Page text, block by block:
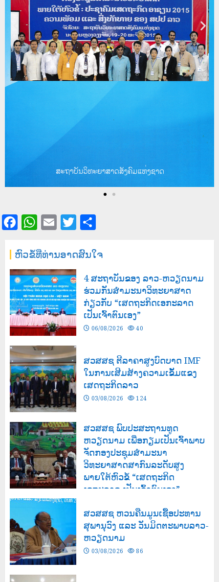
Facebook
WhatsApp
EmailTwitter
ຫົວຂໍ້ທີ່ທ່ານອາດສົນໃຈ
4 ສະຖາບັນຂອງ ລາວ-ຫວຽດນາມ
ຮ່ວມກັນສໍາມະນາວິທະຍາສາດ
ກ່ຽວກັບ “ເສດຖະກິດເອກະລາດ
ເປັນເຈົ້າຕົນເອງ”
06/08/2026 40
ສວສສຊ ຕີລາຄາສູງບົດບາດ IMF
ໃນການເສີມສ້າງຄວາມເຂັ້ມແຂງ
ເສດຖະກິດລາວ
03/08/2026 124
ສວສສຊ ພົບປະສະຖານທູດ
ຫວຽດນາມ ເພື່ອກຽມເປັນເຈົ້າພາບ
ຈັດກອງປະຊຸມສຳມະນາ
ວິທະຍາສາດສາກົນລະດັບສູງ
ພາຍໃຕ້ຫົວຂໍ້ “ເສດຖະກິດ
ເອກະລາດ ເປັນເຈົ້າຕົນເອງ”
ສວສສຊ ຫວນຄືນມູນເຊື້ອປະທານ
ສຸພານຸວົງ ແລະ ວັນມິດຕະພາບລາວ-
ຫວຽດນາມ
03/08/2026 86